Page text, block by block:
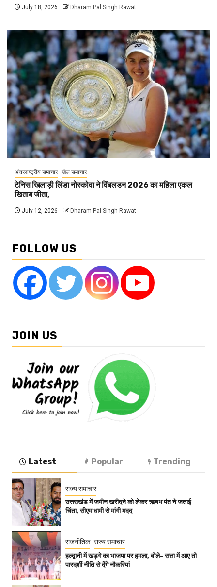
July 18, 2026 Dharam Pal Singh Rawat
अंतरराष्ट्रीय समाचार खेल समाचार
टेनिस खिलाड़ी लिंडा नोस्कोवा ने विंबलडन 2026 का महिला एकल
खिताब जीता,
July 12, 2026 Dharam Pal Singh Rawat
FOLLOW US
JOIN US
Latest Popular Trending
राज्य समाचार
उत्तराखंड में जमीन खरीदने को लेकर ऋषभ पंत ने जताई
चिंता, सीएम धामी से मांगी मदद
राजनीतिक राज्य समाचार
हल्द्वानी में खड़गे का भाजपा पर हमला, बोले- सत्ता में आए तो
पारदर्शी नीति से देंगे नौकरियां